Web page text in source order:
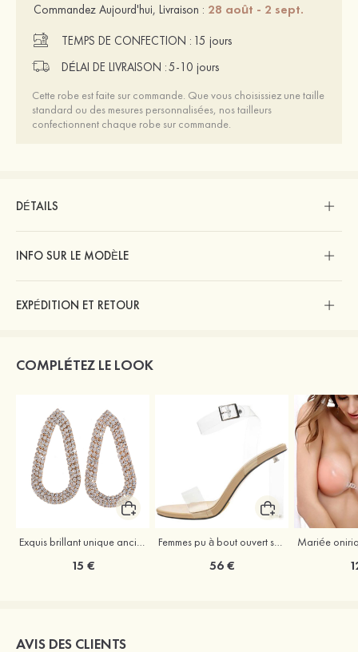
Commandez Aujourd'hui, Livraison : 28 août - 2 sept.
TEMPS DE CONFECTION : 15 jours
DÉLAI DE LIVRAISON :5-10 jours
Cette robe est faite sur commande. Que vous choisissiez une taille
standard ou des mesures personnalisées, nos tailleurs
confectionnent chaque robe sur commande.
DÉTAILS
INFO SUR LE MODÈLE
EXPÉDITION ET RETOUR
COMPLÉTEZ LE LOOK
Exquis brillant unique ancien cuivre strass boucles d'oreilles
15 €
Femmes pu à bout ouvert sandales escarpins talon bottier outdoor chaussure
56 €
AVIS DES CLIENTS